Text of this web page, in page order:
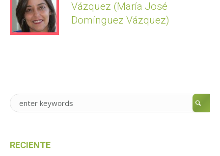
Vázquez (María José
Domínguez Vázquez)
RECIENTE